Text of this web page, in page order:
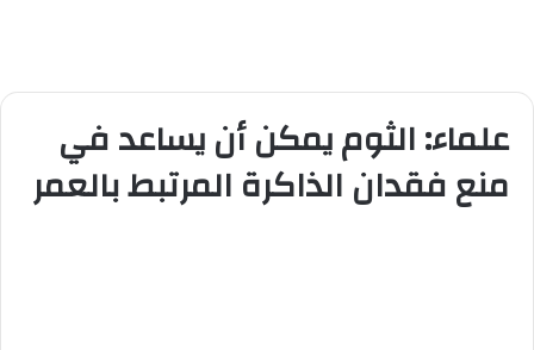
علماء: الثوم يمكن أن يساعد في
منع فقدان الذاكرة المرتبط بالعمر